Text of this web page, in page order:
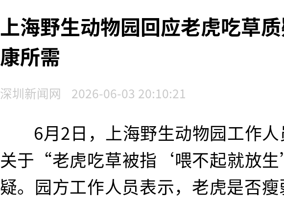
上海野生动物园回应老虎吃草
康所需
深圳新闻网 2026-06-03 20:10:21
6月2日，上海野生动物园工作
关于“老虎吃草被指‘喂不起就放
疑。园方工作人员表示，老虎是否